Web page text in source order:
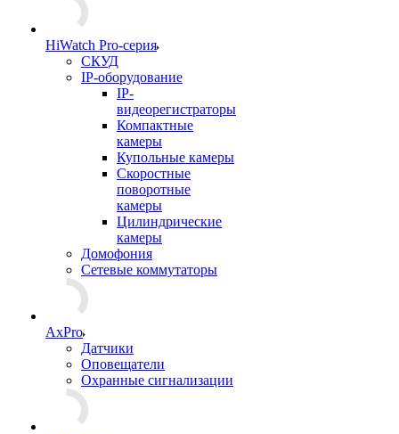
HiWatch Pro-серия
CКУД
IP-оборудование
IP-
видеорегистраторы
Компактные
камеры
Купольные камеры
Скоростные
поворотные
камеры
Цилиндрические
камеры
Домофония
Сетевые коммутаторы
AxPro
Датчики
Оповещатели
Охранные сигнализации